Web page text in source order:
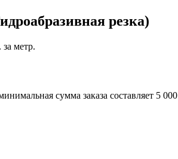
резка)
метр.
сумма заказа составляет 5